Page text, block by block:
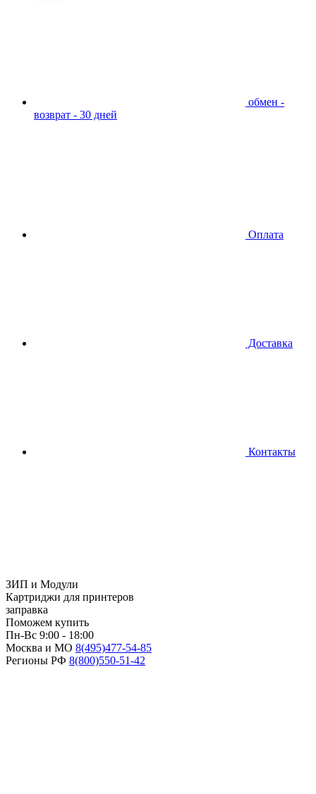
обмен -
возврат - 30 дней
Оплата
Доставка
Контакты
ЗИП и Модули
Картриджи для принтеров
заправка
Поможем купить
Пн-Вс 9:00 - 18:00
Москва и МО 8(495)477-54-85
Регионы РФ 8(800)550-51-42